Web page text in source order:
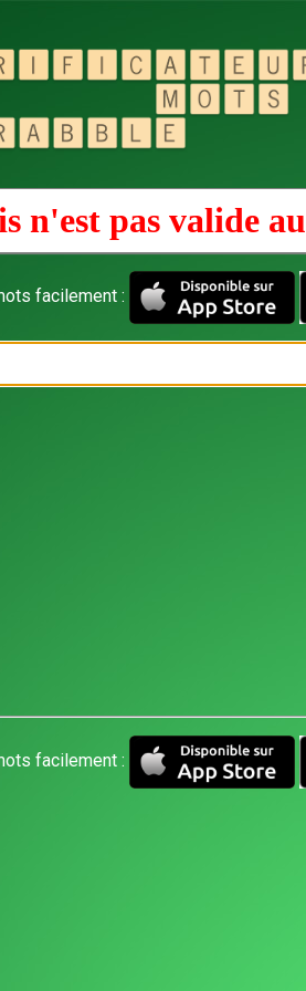
n'est pas valide au
facilement :
facilement :